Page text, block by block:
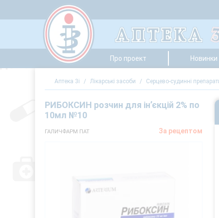
Про проект Новинки
Аптека 3i / Лікарські засоби / Серцево-судинні
РИБОКСИН розчин для ін’єкцій 2% по
10мл №10
За рецептом
ГАЛИЧФАРМ ПАТ